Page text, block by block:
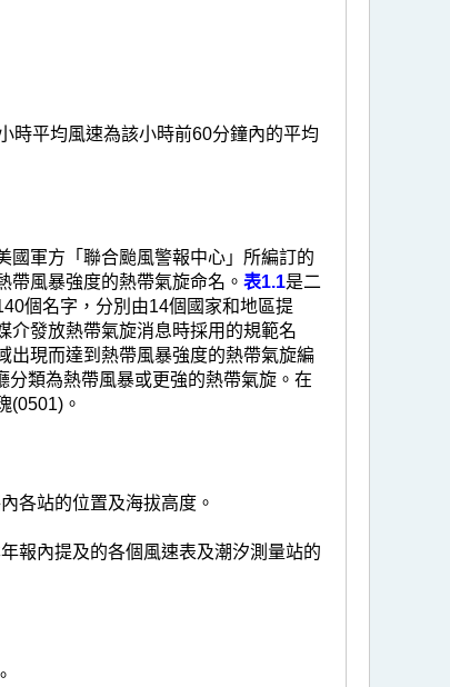
時平均風速為該小時前60分鐘內的平均
國軍方「聯合颱風警報中心」所編訂的
風暴強度的熱帶氣旋命名。 表1.1是二
個名字，分別由14個國家和地區提
介發放熱帶氣旋消息時採用的規範名
出現而達到熱帶風暴強度的熱帶氣旋編
分類為熱帶風暴或更強的熱帶氣旋。在
(0501)。
各站的位置及海拔高度。
報內提及的各個風速表及潮汐測量站的